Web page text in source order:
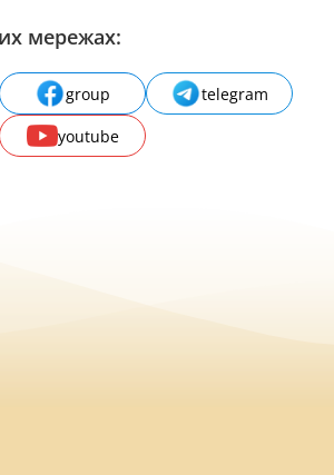
мережах:
group
telegram
youtube